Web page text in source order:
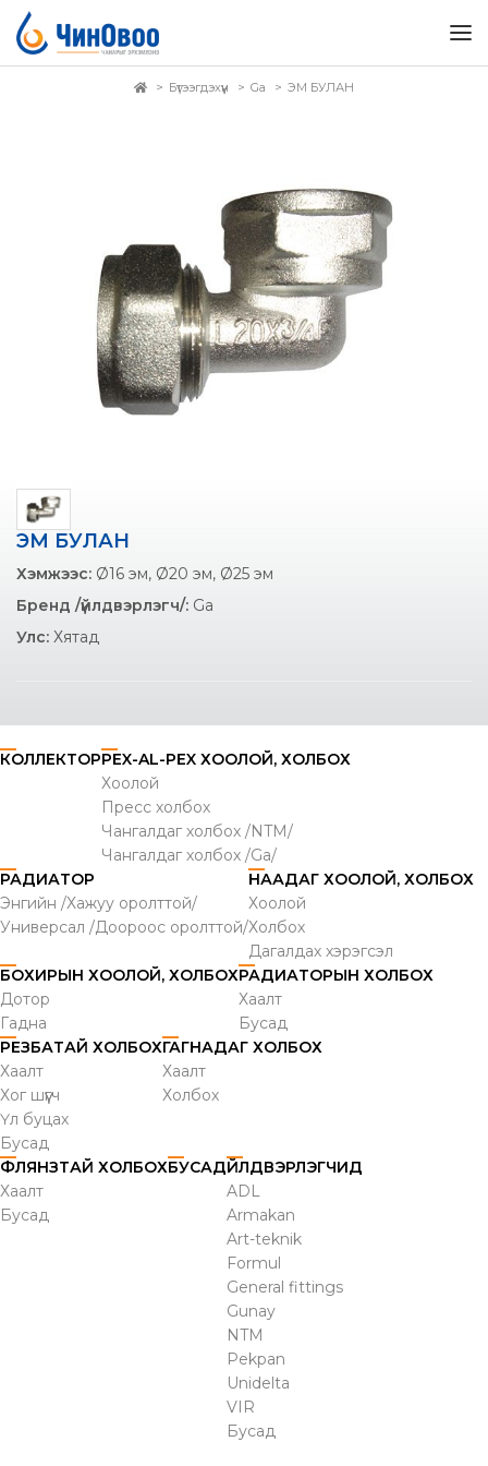
Бүтээгдэхүүн Ga ЭМ БУЛАН
ЭМ БУЛАН
Хэмжээс: Ø16 эм, Ø20 эм, Ø25 эм
Бренд /үйлдвэрлэгч/: Ga
Улс: Хятад
КОЛЛЕКТОРPEX-AL-PEX ХООЛОЙ, ХОЛБОХ
Хоолой
Пресс холбох
Чангалдаг холбох /NTM/
Чангалдаг холбох /Ga/
РАДИАТОР
Энгийн /Хажуу оролттой/
Универсал /Доороос оролттой/
НААДАГ ХООЛОЙ, ХОЛБОХ
Хоолой
Холбох
Дагалдах хэрэгсэл
БОХИРЫН ХООЛОЙ, ХОЛБОХ
Дотор
Гадна
РАДИАТОРЫН ХОЛБОХ
Хаалт
Бусад
РЕЗБАТАЙ ХОЛБОХ
Хаалт
Хог шүүгч
Үл буцах
Бусад
ГАГНАДАГ ХОЛБОХ
Хаалт
Холбох
ФЛЯНЗТАЙ ХОЛБОХ
Хаалт
Бусад
БУСАДҮЙЛДВЭРЛЭГЧИД
ADL
Armakan
Art-teknik
Formul
General fittings
Gunay
NTM
Pekpan
Unidelta
VIR
Бусад